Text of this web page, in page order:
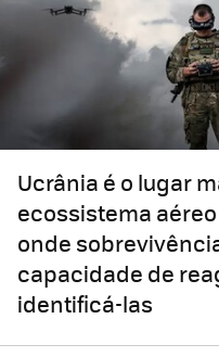
Ucrânia é o lugar
ecossistema
onde
capacidade de
identificá-las